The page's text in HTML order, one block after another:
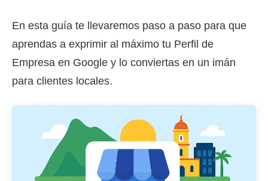
En esta guía te llevaremos paso a paso para que
aprendas a exprimir al máximo tu Perfil de
Empresa en Google y lo conviertas en un imán
para clientes locales.